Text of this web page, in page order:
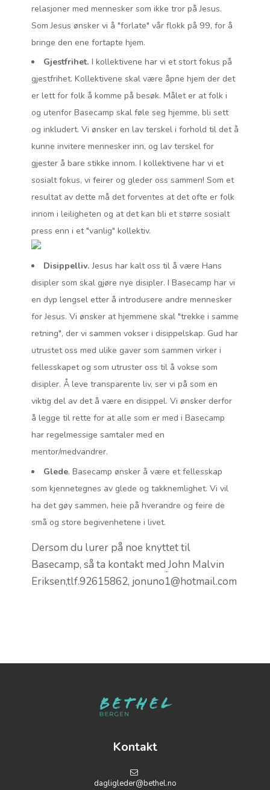
relasjoner med mennesker som ikke tror på Jesus.
Som Jesus ønsker vi å "forlate" vår flokk på 99, for å
bringe den ene fortapte hjem.
Gjestfrihet. I kollektivene har vi et stort fokus på
gjestfrihet. Kollektivene skal være åpne hjem der det
er lett for folk å komme på besøk. Målet er at folk i
og utenfor Basecamp skal føle seg hjemme, bli sett
og inkludert. Vi ønsker en lav terskel i forhold til det å
kunne invitere mennesker inn, og lav terskel for
gjester å bare stikke innom. I kollektivene har vi et
sosialt fokus, vi feirer og gleder oss sammen! Som et
resultat av dette må det forventes at det ofte er folk
innom i leiligheten og at det kan bli et større sosialt
press enn i et "vanlig" kollektiv.
Disippelliv. Jesus har kalt oss til å være Hans
disipler som skal gjøre nye disipler. I Basecamp har vi
en dyp lengsel etter å introdusere andre mennesker
for Jesus. Vi ønsker at hjemmene skal "trekke i samme
retning", der vi sammen vokser i disippelskap. Gud har
utrustet oss med ulike gaver som sammen virker i
fellesskapet og som utruster oss til å vokse som
disipler. Å leve transparente liv, ser vi på som en
viktig del av det å være en disippel. Vi ønsker derfor
å legge til rette for at alle som er med i Basecamp
har regelmessige samtaler med en
mentor/medvandrer.
Glede. Basecamp ønsker å være et fellesskap
som kjennetegnes av glede og takknemlighet. Vi vil
ha det gøy sammen, heie på hverandre og feire de
små og store begivenhetene i livet.
Dersom du lurer på noe knyttet til
Basecamp, så ta kontakt med John Malvin
Eriksen,tlf.92615862, jonuno1@hotmail.com
Kontakt
dagligleder@bethel.no